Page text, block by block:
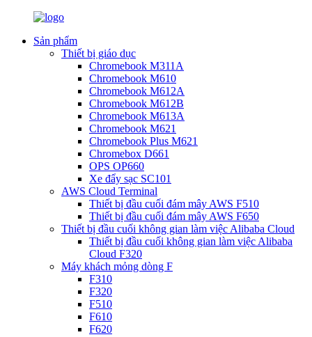
Sản phẩm
Thiết bị giáo dục
Chromebook M311A
Chromebook M610
Chromebook M612A
Chromebook M612B
Chromebook M613A
Chromebook M621
Chromebook Plus M621
Chromebox D661
OPS OP660
Xe đẩy sạc SC101
AWS Cloud Terminal
Thiết bị đầu cuối đám mây AWS F510
Thiết bị đầu cuối đám mây AWS F650
Thiết bị đầu cuối không gian làm việc Alibaba Cloud
Thiết bị đầu cuối không gian làm việc Alibaba
Cloud F320
Máy khách mỏng dòng F
F310
F320
F510
F610
F620